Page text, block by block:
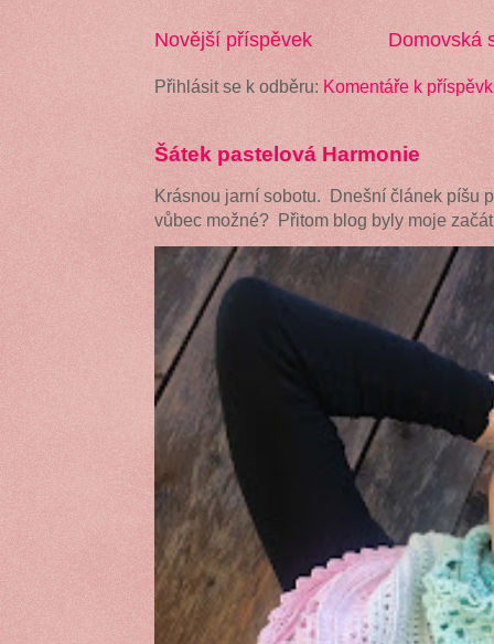
Novější příspěvek Domovská
Přihlásit se k odběru: Komentáře k
Šátek pastelová Harmonie
Krásnou jarní sobotu. Dnešní článek píšu
vůbec možné? Přitom blog byly moje